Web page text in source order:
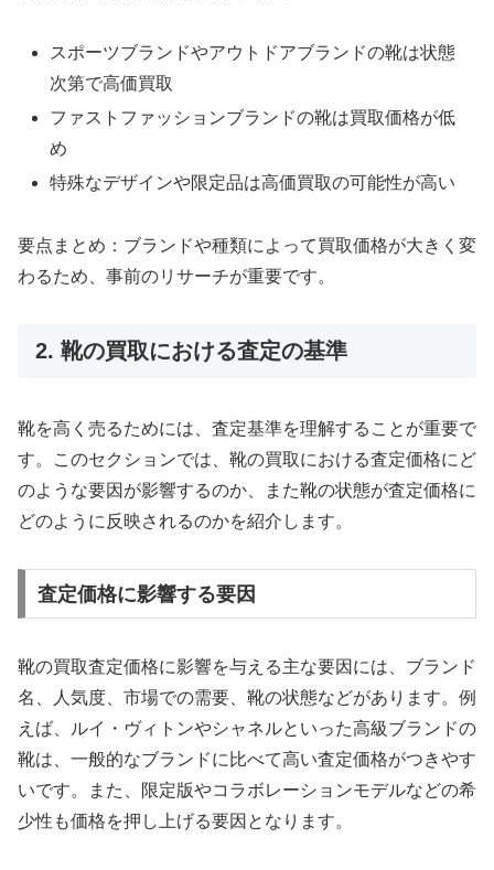
スポーツブランドやアウトドアブランドの靴は状態
次第で高価買取
ファストファッションブランドの靴は買取価格が低
め
特殊なデザインや限定品は高価買取の可能性が高い
要点まとめ：ブランドや種類によって買取価格が大きく変
わるため、事前のリサーチが重要です。
2. 靴の買取における査定の基準
靴を高く売るためには、査定基準を理解することが重要で
す。このセクションでは、靴の買取における査定価格にど
のような要因が影響するのか、また靴の状態が査定価格に
どのように反映されるのかを紹介します。
査定価格に影響する要因
靴の買取査定価格に影響を与える主な要因には、ブランド
名、人気度、市場での需要、靴の状態などがあります。例
えば、ルイ・ヴィトンやシャネルといった高級ブランドの
靴は、一般的なブランドに比べて高い査定価格がつきやす
いです。また、限定版やコラボレーションモデルなどの希
少性も価格を押し上げる要因となります。